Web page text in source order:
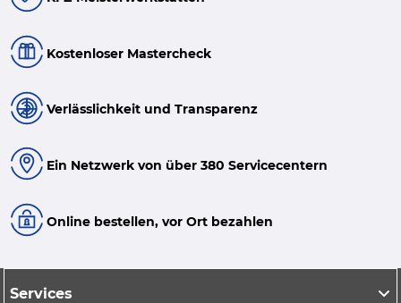
Kostenloser Mastercheck
Verlässlichkeit und Transparenz
Ein Netzwerk von über 380 Servicecentern
Online bestellen, vor Ort bezahlen
Services